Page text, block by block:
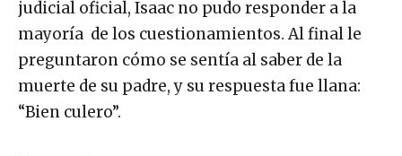
judicial oficial, Isaac no pudo responder a la
mayoría de los cuestionamientos. Al final le
preguntaron cómo se sentía al saber de la
muerte de su padre, y su respuesta fue llana:
“Bien culero”.